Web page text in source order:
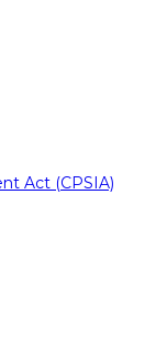
Act (CPSIA)